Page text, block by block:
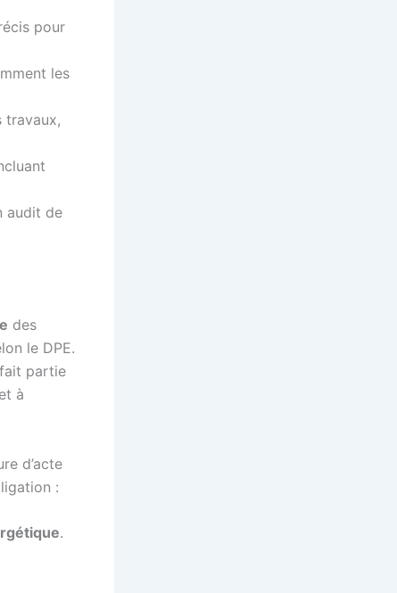
pour
les
travaux,
audit de
des
le DPE.
partie
à
d’acte
:
.